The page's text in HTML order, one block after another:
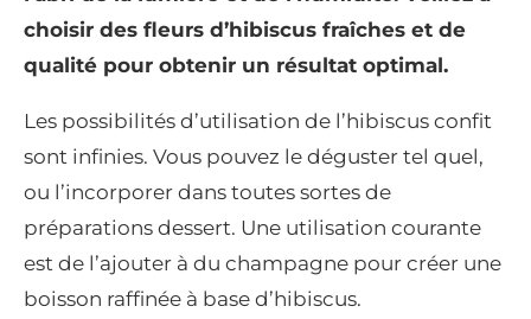
choisir des fleurs d’hibiscus fraîches et de
qualité pour obtenir un résultat optimal.
Les possibilités d’utilisation de l’hibiscus confit
sont infinies. Vous pouvez le déguster tel quel,
ou l’incorporer dans toutes sortes de
préparations dessert. Une utilisation courante
est de l’ajouter à du champagne pour créer une
boisson raffinée à base d’hibiscus.